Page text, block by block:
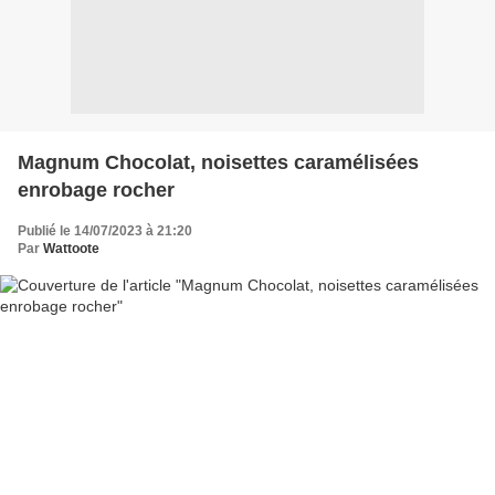
Magnum Chocolat, noisettes caramélisées
enrobage rocher
Publié le 14/07/2023 à 21:20
Par Wattoote